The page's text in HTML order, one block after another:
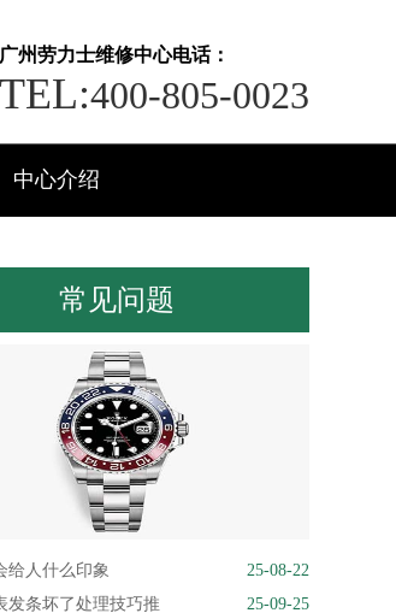
广州劳力士维修中心电话：
TEL:400-805-0023
中心介绍
常见问题
给人什么印象
25-08-22
发条坏了处理技巧推
25-09-25